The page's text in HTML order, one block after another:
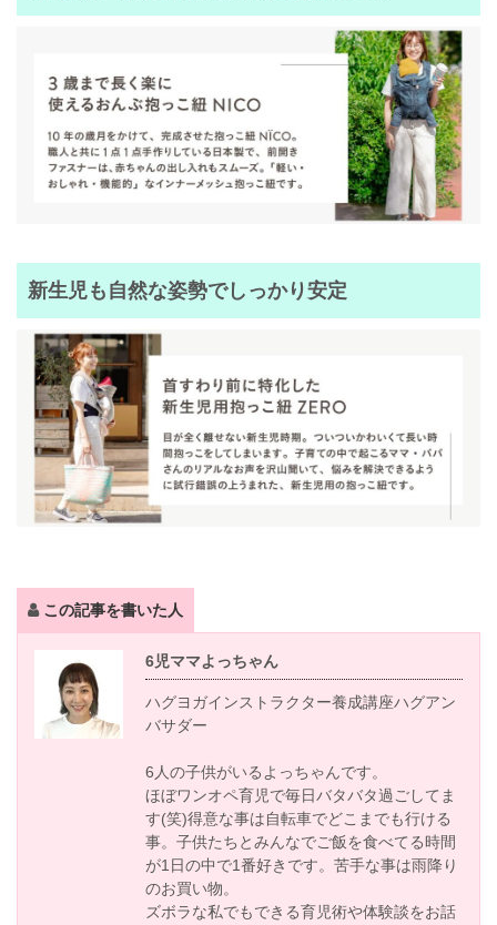
新生児も自然な姿勢でしっかり安定
この記事を書いた人
6児ママよっちゃん
ハグヨガインストラクター養成講座ハグアン
バサダー
6人の子供がいるよっちゃんです。
ほぼワンオペ育児で毎日バタバタ過ごしてま
す(笑)得意な事は自転車でどこまでも行ける
事。子供たちとみんなでご飯を食べてる時間
が1日の中で1番好きです。苦手な事は雨降り
のお買い物。
ズボラな私でもできる育児術や体験談をお話